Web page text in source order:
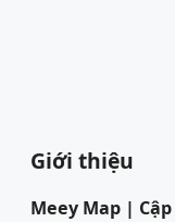
Giới thiệu
Meey Map |